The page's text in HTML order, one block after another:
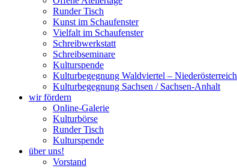
Runder Tisch
Kunst im Schaufenster
Vielfalt im Schaufenster
Schreibwerkstatt
Schreibseminare
Kulturspende
Kulturbegegnung Waldviertel – Niederösterreich
Kulturbegegnung Sachsen / Sachsen-Anhalt
wir fördern
Online-Galerie
Kulturbörse
Runder Tisch
Kulturspende
über uns!
Vorstand